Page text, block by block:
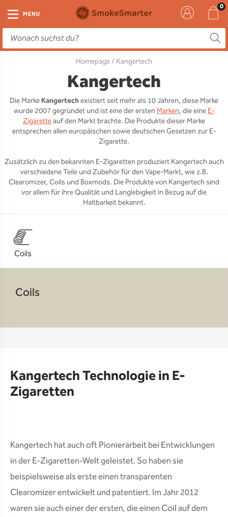
MENU E-Zigarette
E-Zigaretten Starter-Sets
Clearomizer
Akkus
Einweg
Einweg Vape
Liquids
E-Liquid
Base
Zubehör
Clearomizer
Driptips
Ladegeräte
Ersatzgläser
Sonstiges
DIY
Aromen
Wick & Coils
Homepage/ Kangertech
Kangertech
Die MarkeKangertechexistiert seit mehr als 10 Jahren, diese Marke
wurde 2007 gegründet und ist eine der erstenMarken, die eineE-
Zigaretteauf den Markt brachte. Die Produkte dieser Marke
entsprechen allen europäischen sowie deutschen Gesetzen zur E-
Zigarette.
Zusätzlich zu den bekannten E-Zigaretten produziert Kangertech auch
verschiedene Teile und Zubehör für den Vape-Markt, wie z.B.
Clearomizer, Coils und Boxmods. Die Produkte von Kangertech sind
vor allem für ihre Qualität und Langlebigkeit in Bezug auf die
Haltbarkeit bekannt.
Coils
Coils
Kangertech Technologie in E-
Zigaretten
Kangertech hat auch oft Pionierarbeit bei Entwicklungen
in der E-Zigaretten-Welt geleistet. So haben sie
beispielsweise als erste einen transparenten
Clearomizer entwickelt und patentiert. Im Jahr 2012
waren sie auch einer der ersten, die einen Coil auf dem